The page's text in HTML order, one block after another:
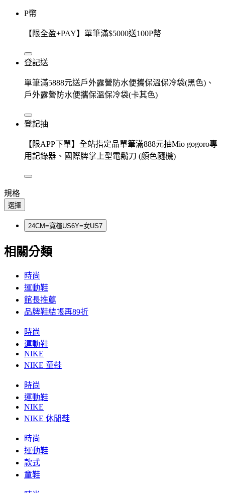
P幣
【限全盈+PAY】單筆滿$5000送100P幣
登記送
單筆滿5888元送戶外露營防水便攜保溫保冷袋(黑色)、
戶外露營防水便攜保溫保冷袋(卡其色)
登記抽
【限APP下單】全站指定品單筆滿888元抽Mio gogoro專
用記錄器、國際牌掌上型電鬍刀 (顏色隨機)
規格
選擇
24CM=寬楦US6Y=女US7
相關分類
時尚
運動鞋
館長推薦
品牌鞋結帳再89折
時尚
運動鞋
NIKE
NIKE 童鞋
時尚
運動鞋
NIKE
NIKE 休閒鞋
時尚
運動鞋
款式
童鞋